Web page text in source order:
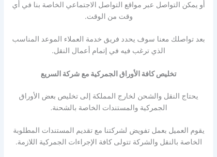
أو يمكن التواصل عبر مواقع التواصل الاجتماعي الخاصة بنا في أي
وقت من الوقت.
بعد تواصلك معنا سوف يحدد فريق خدمة العملاء الموعد المناسب
الذي ترغب فيه في إتمام أعمال النقل.
تخليص كافة الأوراق الجمركية مع شركة السريع
يحتاج النقل والشحن لخارج المملكة إلى تخليص بعض الأوراق
الجمركية والمستندات الخاصة بالشحنة.
يقوم العميل بعمل تفويض لشركتنا مع تقديم المستندات المطلوبة
الخاصة بالنقل والشركة تتولى كافة الإجراءات الجمركية اللازمة.